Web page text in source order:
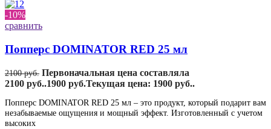
-10%
сравнить
Попперс DOMINATOR RED 25 мл
2100руб. Первоначальная цена составляла
2100 руб..1900 руб.Текущая цена: 1900 руб..
Попперс DOMINATOR RED 25 мл – это продукт, который подарит вам
незабываемые ощущения и мощный эффект. Изготовленный с учетом
высоких